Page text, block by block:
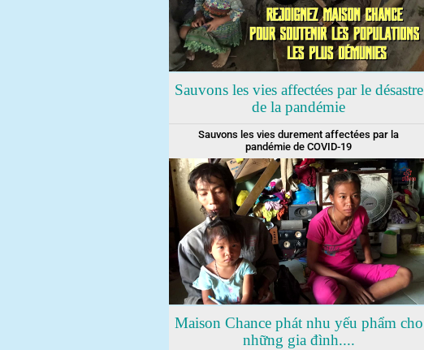
Sauvons les vies affectées par le désastre
de la pandémie
Sauvons les vies durement affectées par la
pandémie de COVID-19
Maison Chance phát nhu yếu phẩm cho
những gia đình....